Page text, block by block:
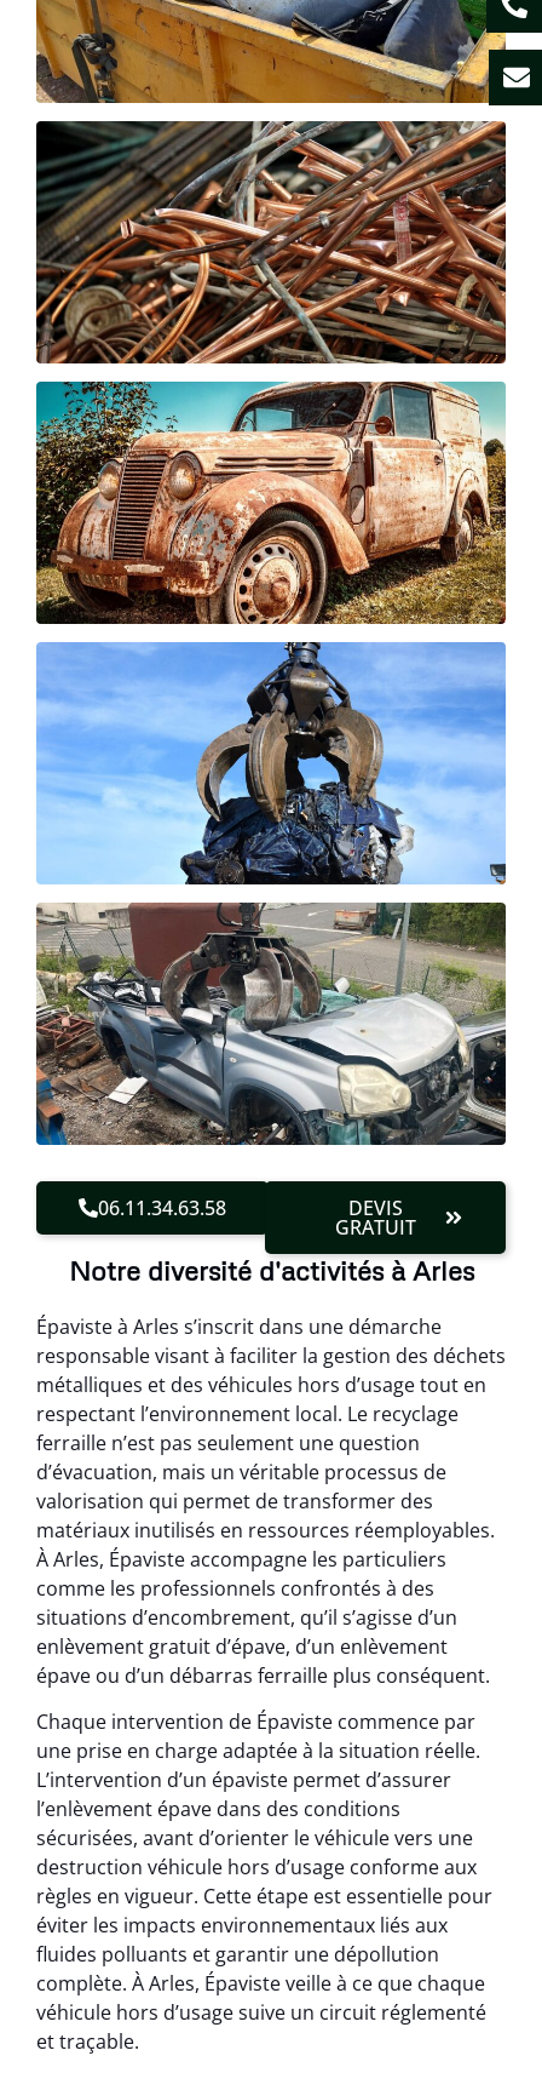
06.11.34.63.58 DEVIS
GRATUIT
Notre diversité d'activités à Arles
Épaviste à Arles s’inscrit dans une démarche
responsable visant à faciliter la gestion des déchets
métalliques et des véhicules hors d’usage tout en
respectant l’environnement local. Le recyclage
ferraille n’est pas seulement une question
d’évacuation, mais un véritable processus de
valorisation qui permet de transformer des
matériaux inutilisés en ressources réemployables.
À Arles, Épaviste accompagne les particuliers
comme les professionnels confrontés à des
situations d’encombrement, qu’il s’agisse d’un
enlèvement gratuit d’épave, d’un enlèvement
épave ou d’un débarras ferraille plus conséquent.
Chaque intervention de Épaviste commence par
une prise en charge adaptée à la situation réelle.
L’intervention d’un épaviste permet d’assurer
l’enlèvement épave dans des conditions
sécurisées, avant d’orienter le véhicule vers une
destruction véhicule hors d’usage conforme aux
règles en vigueur. Cette étape est essentielle pour
éviter les impacts environnementaux liés aux
fluides polluants et garantir une dépollution
complète. À Arles, Épaviste veille à ce que chaque
véhicule hors d’usage suive un circuit réglementé
et traçable.